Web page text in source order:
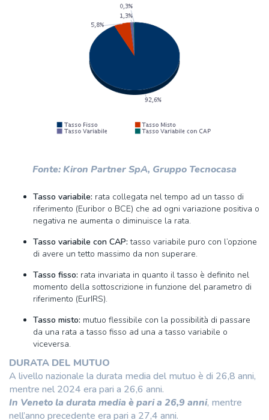
Fonte: Kiron Partner SpA, Gruppo Tecnocasa
Tasso variabile: rata collegata nel tempo ad un tasso di
riferimento (Euribor o BCE) che ad ogni variazione positiva o
negativa ne aumenta o diminuisce la rata.
Tasso variabile con CAP: tasso variabile puro con l’opzione
di avere un tetto massimo da non superare.
Tasso fisso: rata invariata in quanto il tasso è definito nel
momento della sottoscrizione in funzione del parametro di
riferimento (EurIRS).
Tasso misto: mutuo flessibile con la possibilità di passare
da una rata a tasso fisso ad una a tasso variabile o
viceversa.
DURATA DEL MUTUO
A livello nazionale la durata media del mutuo è di 26,8 anni,
mentre nel 2024 era pari a 26,6 anni.
In Veneto la durata media è pari a 26,9 anni, mentre
nell’anno precedente era pari a 27,4 anni.